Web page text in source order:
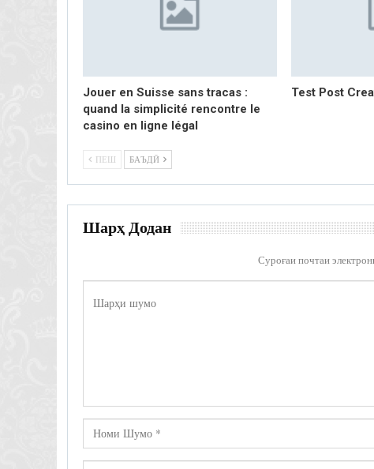
Jouer en Suisse sans tracas :
quand la simplicité rencontre le
casino en ligne légal
Test Post
ПЕШ БАЪДӢ
Шарҳ Додан
Суроғаи почтаи